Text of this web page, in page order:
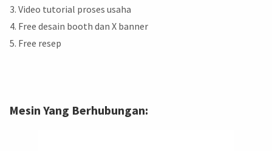
Video tutorial proses usaha
Free desain booth dan X banner
Free resep
Mesin Yang Berhubungan: